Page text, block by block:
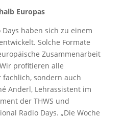
Europas
haben sich zu einem
Solche Formate
Zusammenarbeit
profitieren alle
sondern auch
Anderl, Lehrassistent im
der THWS und
Radio Days. „Die Woche